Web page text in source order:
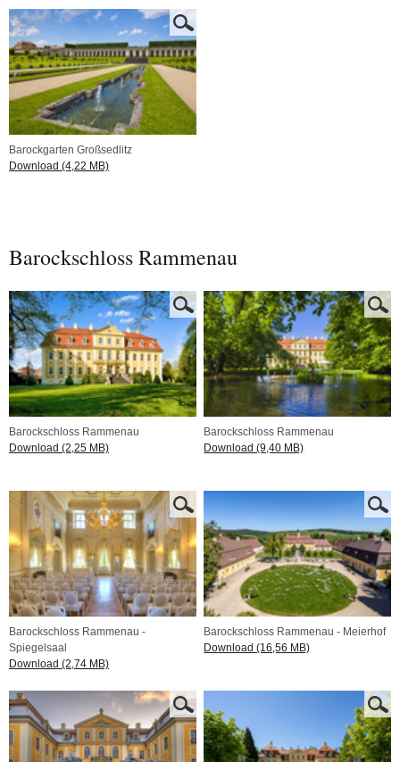
Barockgarten Großsedlitz
Download (4,22 MB)
Barockschloss Rammenau
Barockschloss Rammenau
Download (2,25 MB)
Barockschloss Rammenau
Download (9,40 MB)
Barockschloss Rammenau -
Spiegelsaal
Download (2,74 MB)
Barockschloss Rammenau - Meierhof
Download (16,56 MB)